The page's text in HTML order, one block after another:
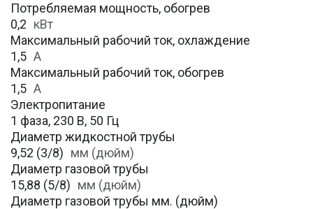
Потребляемая мощность, обогрев
0,2 кВт
Максимальный рабочий ток, охлаждение
1,5 A
Максимальный рабочий ток, обогрев
1,5 А
Электропитание
1 фаза, 230 В, 50 Гц
Диаметр жидкостной трубы
9,52 (3/8) мм (дюйм)
Диаметр газовой трубы
15,88 (5/8) мм (дюйм)
Диаметр газовой трубы мм. (дюйм)